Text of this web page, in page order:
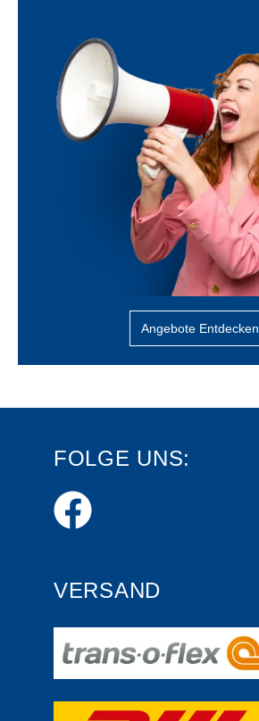
Angebote Entdecken
FOLGE UNS:
VERSAND